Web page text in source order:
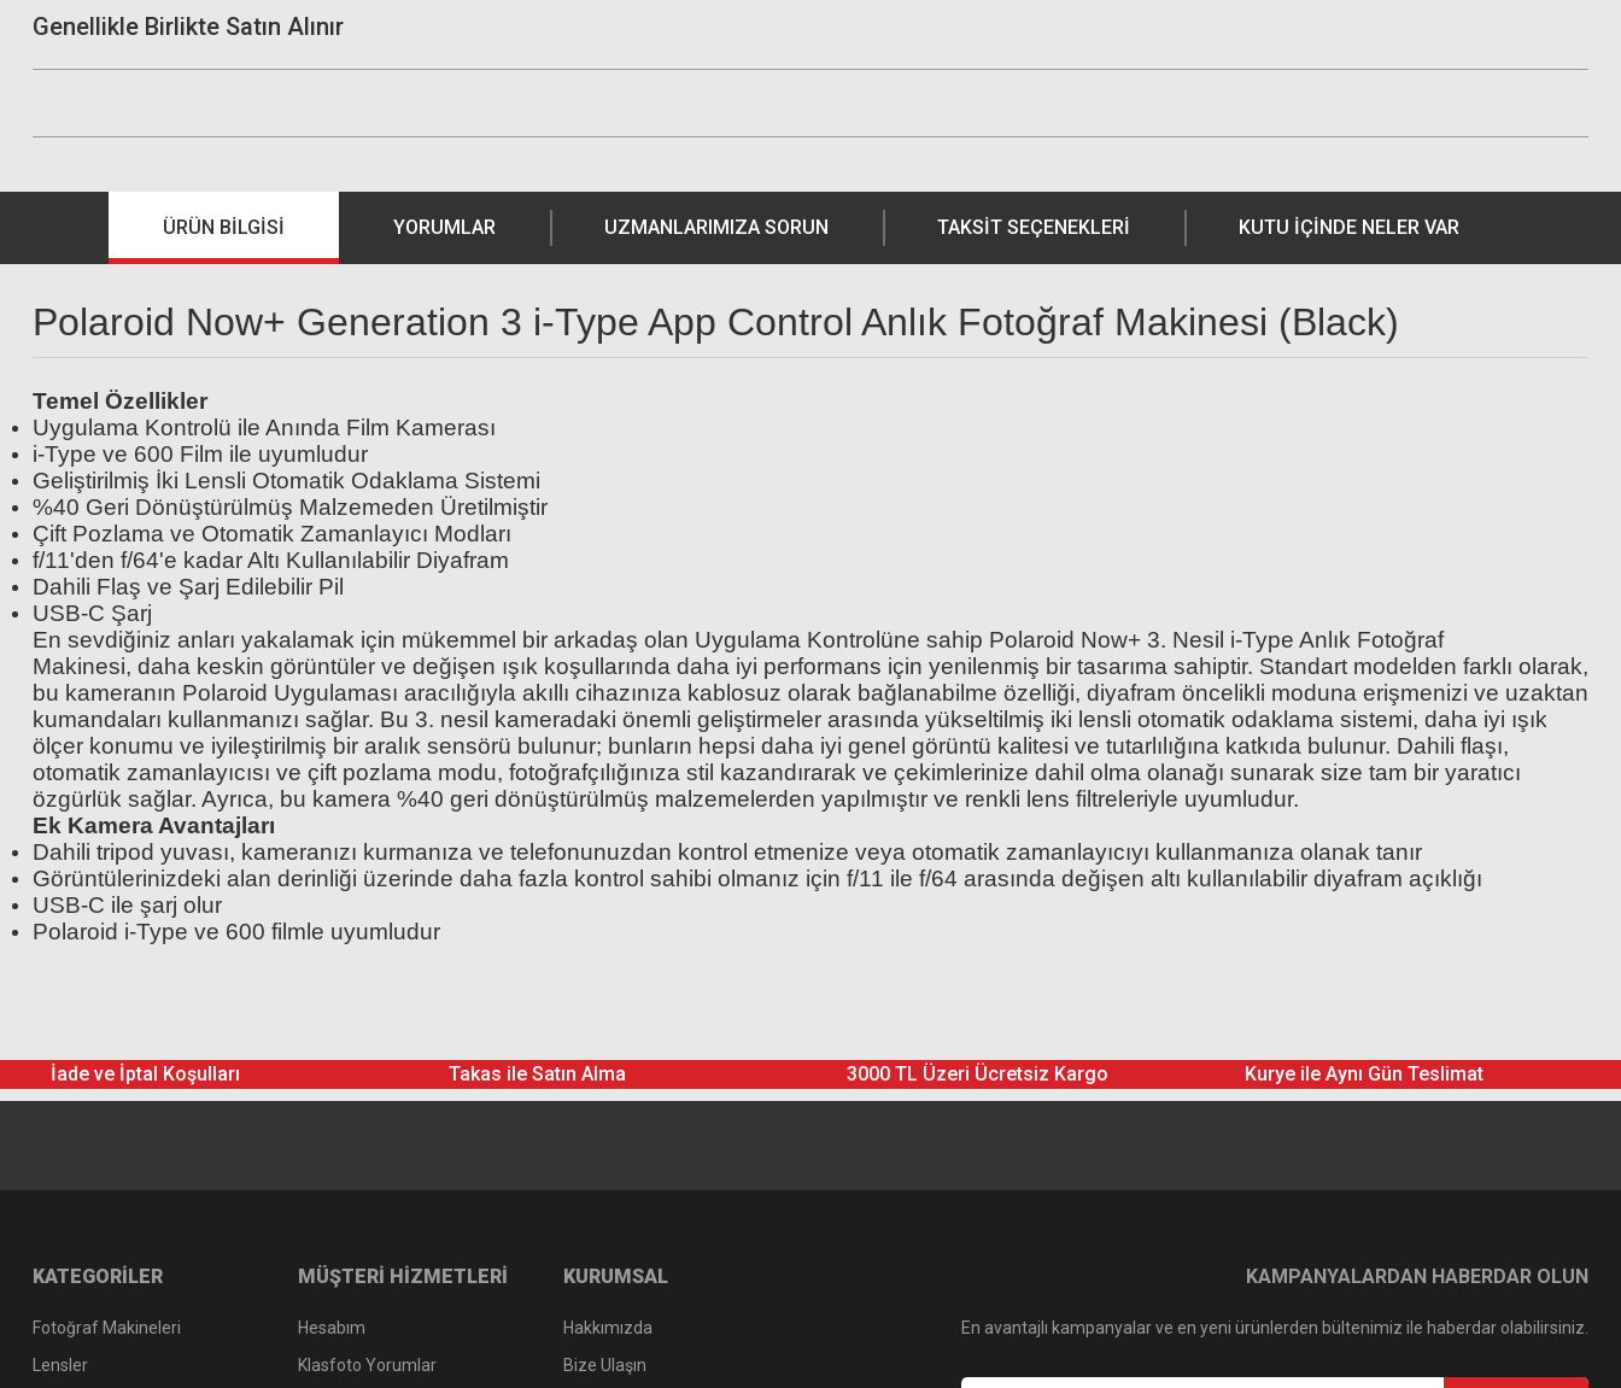
Genellikle Birlikte Satın Alınır
1.899,00 TL Polaroid Color Film 600 - X40 Film Paketi
6.599,00 TL
ÜRÜN BILGISI YORUMLAR UZMANLARIMIZA SORUN TAKSIT SEÇENEKLERI KUTU İÇİNDE NELER VAR
Polaroid Now+ Generation 3 i-Type App Control Anlık Fotoğraf Makinesi (Black)
Temel Özellikler
Uygulama Kontrolü ile Anında Film Kamerası
i-Type ve 600 Film ile uyumludur
Geliştirilmiş İki Lensli Otomatik Odaklama Sistemi
%40 Geri Dönüştürülmüş Malzemeden Üretilmiştir
Çift Pozlama ve Otomatik Zamanlayıcı Modları
f/11'den f/64'e kadar Altı Kullanılabilir Diyafram
Dahili Flaş ve Şarj Edilebilir Pil
USB-C Şarj
En sevdiğiniz anları yakalamak için mükemmel bir arkadaş olan Uygulama Kontrolüne sahip Polaroid Now+ 3. Nesil i-Type Anlık Fotoğraf
Makinesi, daha keskin görüntüler ve değişen ışık koşullarında daha iyi performans için yenilenmiş bir tasarıma sahiptir. Standart modelden farklı olarak,
bu kameranın Polaroid Uygulaması aracılığıyla akıllı cihazınıza kablosuz olarak bağlanabilme özelliği, diyafram öncelikli moduna erişmenizi ve uzaktan
kumandaları kullanmanızı sağlar. Bu 3. nesil kameradaki önemli geliştirmeler arasında yükseltilmiş iki lensli otomatik odaklama sistemi, daha iyi ışık
ölçer konumu ve iyileştirilmiş bir aralık sensörü bulunur; bunların hepsi daha iyi genel görüntü kalitesi ve tutarlılığına katkıda bulunur. Dahili flaşı,
otomatik zamanlayıcısı ve çift pozlama modu, fotoğrafçılığınıza stil kazandırarak ve çekimlerinize dahil olma olanağı sunarak size tam bir yaratıcı
özgürlük sağlar. Ayrıca, bu kamera %40 geri dönüştürülmüş malzemelerden yapılmıştır ve renkli lens filtreleriyle uyumludur.
Ek Kamera Avantajları
Dahili tripod yuvası, kameranızı kurmanıza ve telefonunuzdan kontrol etmenize veya otomatik zamanlayıcıyı kullanmanıza olanak tanır
Görüntülerinizdeki alan derinliği üzerinde daha fazla kontrol sahibi olmanız için f/11 ile f/64 arasında değişen altı kullanılabilir diyafram açıklığı
USB-C ile şarj olur
Polaroid i-Type ve 600 filmle uyumludur
İade ve İptal Koşulları Takas ile Satın Alma 3000 TL Üzeri Ücretsiz Kargo Kurye ile Aynı Gün Teslimat
KATEGORİLER
Fotoğraf Makineleri
Lensler
MÜŞTERİ HİZMETLERİ
Hesabım
Klasfoto Yorumlar
KURUMSAL
Hakkımızda
Bize Ulaşın
KAMPANYALARDAN HABERDAR OLUN
En avantajlı kampanyalar ve en yeni ürünlerden bültenimiz ile haberdar olabilirsiniz.